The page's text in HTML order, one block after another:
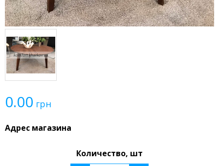
0.00 грн
Адрес магазина
Количество, шт